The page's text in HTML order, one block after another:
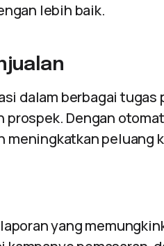
lebih baik.
dalam berbagai tugas
Dengan
meningkatkan peluang
yang